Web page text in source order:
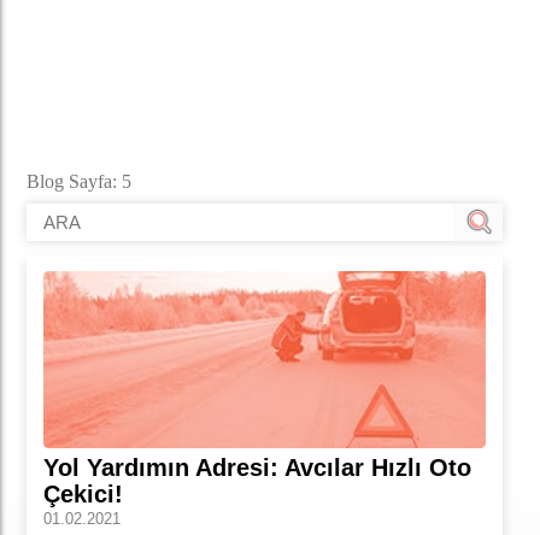
Blog Sayfa: 5
Yol Yardımın Adresi: Avcılar Hızlı Oto
Çekici!
01.02.2021